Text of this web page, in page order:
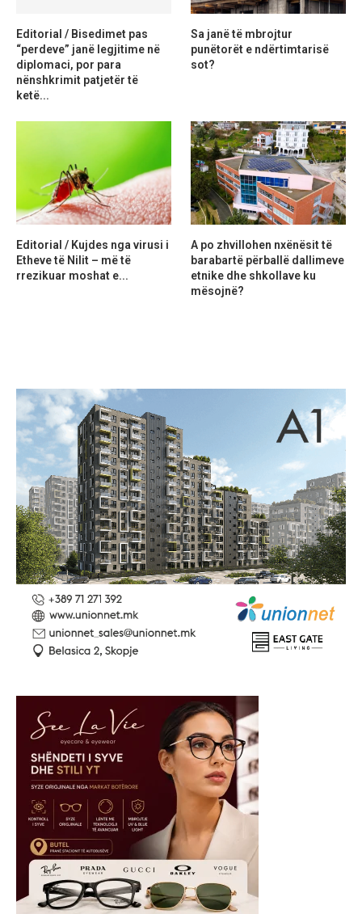
Editorial / Bisedimet pas
“perdeve” janë legjitime në
diplomaci, por para
nënshkrimit patjetër të
ketë...
Sa janë të mbrojtur
punëtorët e ndërtimtarisë
sot?
Editorial / Kujdes nga virusi i
Etheve të Nilit – më të
rrezikuar moshat e...
A po zhvillohen nxënësit të
barabartë përballë dallimeve
etnike dhe shkollave ku
mësojnë?